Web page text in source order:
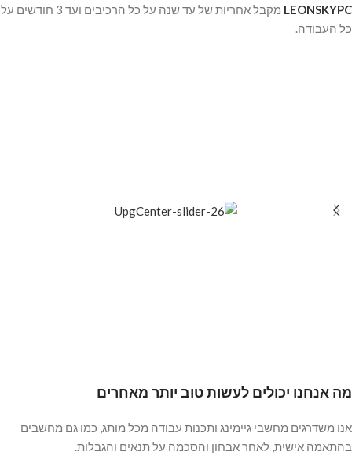
LEONSKYPC
מקבל אחריות של עד שנה על כל הרכיבים ועד 3 חודשים על
כל העבודה.
מה אנחנו יכולים לעשות טוב יותר מאחרים
אנו משדרגים מחשבי גיימינג ותכנות עבודה מכל מותג, כמו גם מחשבים
בהתאמה אישית, לאחר אבחון והסכמה על תנאים והגבלות.